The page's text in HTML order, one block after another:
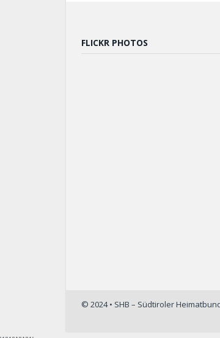
FLICKR PHOTOS
© 2024 • SHB – Südtiroler